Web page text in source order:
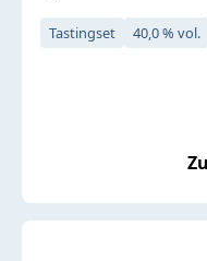
Tastingset 40,0 % vol.